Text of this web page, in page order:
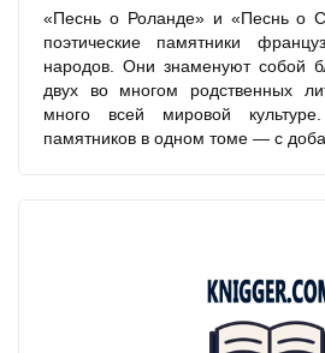
«Песнь о Роланде» и «Песнь о
поэтические памятники
народов. Они знаменуют собой
двух во многом родственных
много всей мировой
памятников в одном томе — с